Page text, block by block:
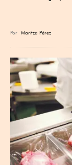
Por Maritza Pérez